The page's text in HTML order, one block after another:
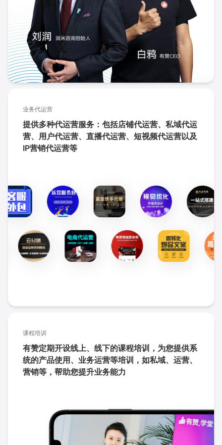
业务代运营
提供多种代运营服务：包括店铺代运营、私域代运
营、用户代运营、直播代运营、短视频代运营以及
IP营销代运营等
课程培训
有赞定期开设线上、线下的课程培训，为您提供系
统的产品使用、业务运营等培训，如私域、运营、
营销等，帮助您提升业务能力